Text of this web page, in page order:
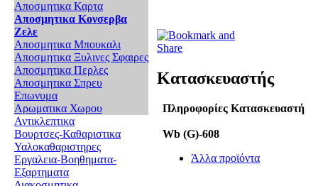
Αποσμητικα Καρτα
Αποσμητικα Κονσερβα
Ζελε
Αποσμητικα Μπουκαλι
Αποσμητικα Ξυλινες Σφαιρες
Αποσμητικα Περλες
Αποσμητικα Σπρευ
Επωνυμα
Αρωματικα Χωρου
Αντικλεπτικα
Βουρτσες-Καθαριστικα
Υαλοκαθαριστηρες
Εργαλεια-Βοηθηματα-
Εξαρτηματα
Κατασκευαστής
Πληροφορίες Κατασκευαστή
Wb (G)-608
Άλλα προϊόντα